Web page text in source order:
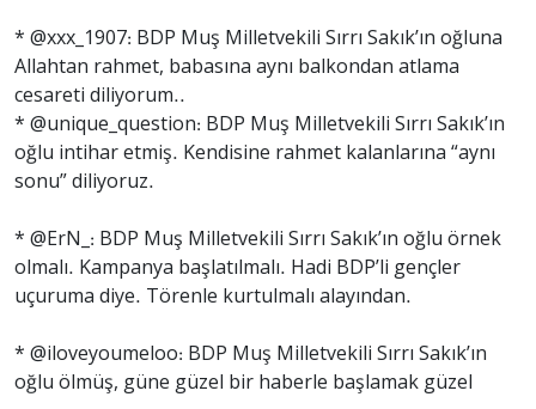
* @xxx_1907: BDP Muş Milletvekili Sırrı Sakık’ın oğluna
Allahtan rahmet, babasına aynı balkondan atlama
cesareti diliyorum..
* @unique_question: BDP Muş Milletvekili Sırrı Sakık’ın
oğlu intihar etmiş. Kendisine rahmet kalanlarına “aynı
sonu” diliyoruz.
* @ErN_: BDP Muş Milletvekili Sırrı Sakık’ın oğlu örnek
olmalı. Kampanya başlatılmalı. Hadi BDP’li gençler
uçuruma diye. Törenle kurtulmalı alayından.
* @iloveyoumeloo: BDP Muş Milletvekili Sırrı Sakık’ın
oğlu ölmüş, güne güzel bir haberle başlamak güzel